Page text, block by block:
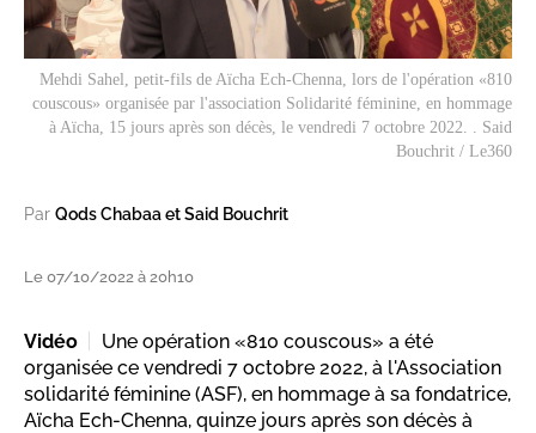
Mehdi Sahel, petit-fils de Aïcha Ech-Chenna, lors de l'opération «810
couscous» organisée par l'association Solidarité féminine, en hommage
à Aïcha, 15 jours après son décès, le vendredi 7 octobre 2022. . Said
Bouchrit / Le360
Par Qods Chabaa et Said Bouchrit
Le 07/10/2022 à 20h10
Vidéo
Une opération «810 couscous» a été
organisée ce vendredi 7 octobre 2022, à l'Association
solidarité féminine (ASF), en hommage à sa fondatrice,
Aïcha Ech-Chenna, quinze jours après son décès à